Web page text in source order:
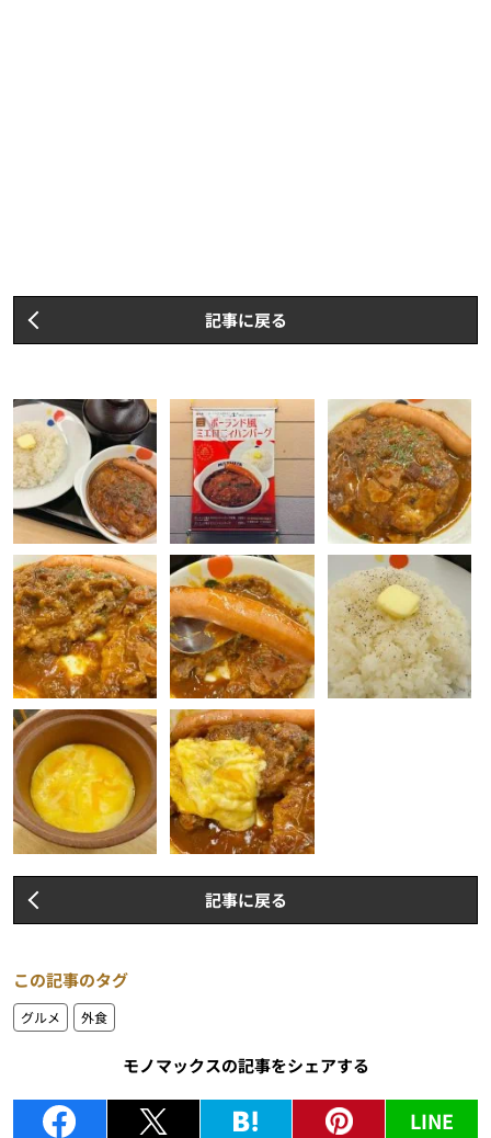
記事に戻る
記事に戻る
この記事のタグ
グルメ 外食
モノマックスの記事をシェアする
LINE